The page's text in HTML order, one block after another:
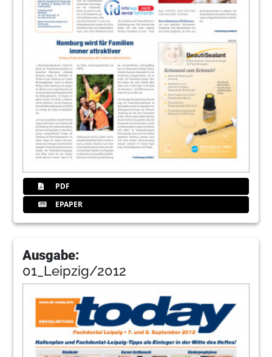
PDF
EPAPER
Ausgabe:
01_Leipzig/2012